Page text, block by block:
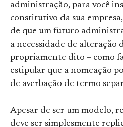
administração, para você
constitutivo da sua
de que um futuro
a necessidade de alteração
propriamente dito – como
estipular que a nomeação
de averbação de termo
Apesar de ser um modelo,
deve ser simplesmente